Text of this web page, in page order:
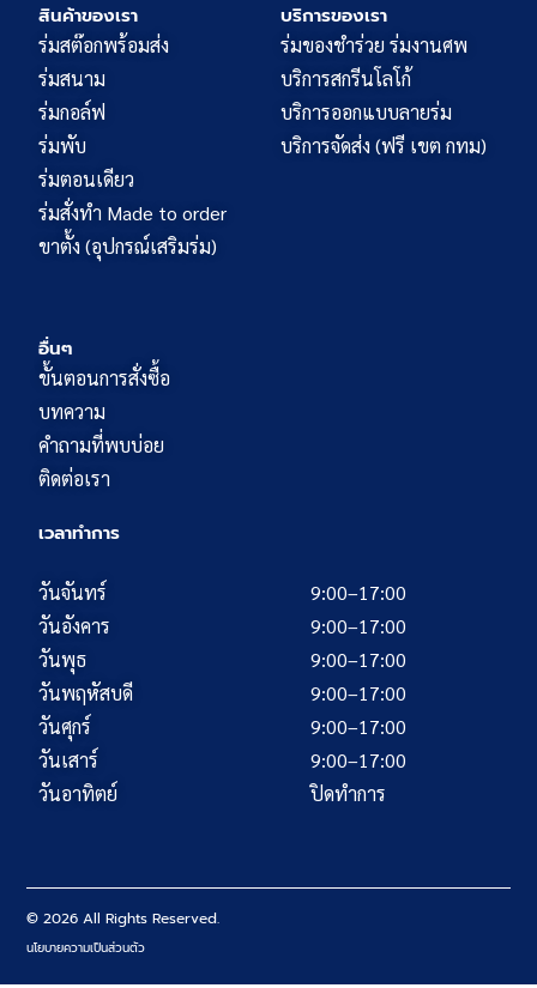
สินค้าของเรา
ร่มสต๊อกพร้อมส่ง
ร่มสนาม
ร่มกอล์ฟ
ร่มพับ
ร่มตอนเดียว
ร่มสั่งทำ Made to order
ขาตั้ง (อุปกรณ์เสริมร่ม)
บริการของเรา
ร่มของชำร่วย ร่มงานศพ
บริการสกรีนโลโก้
บริการออกแบบลายร่ม
บริการจัดส่ง (ฟรี เขต กทม)
อื่นๆ
ขั้นตอนการสั่งซื้อ
บทความ
คำถามที่พบบ่อย
ติดต่อเรา
เวลาทำการ
วันจันทร์
วันอังคาร
วันพุธ
วันพฤหัสบดี
วันศุกร์
วันเสาร์
วันอาทิตย์
9:00–17:00
9:00–17:00
9:00–17:00
9:00–17:00
9:00–17:00
9:00–17:00
ปิดทำการ
© 2026 All Rights Reserved.
นโยบายความเป็นส่วนตัว